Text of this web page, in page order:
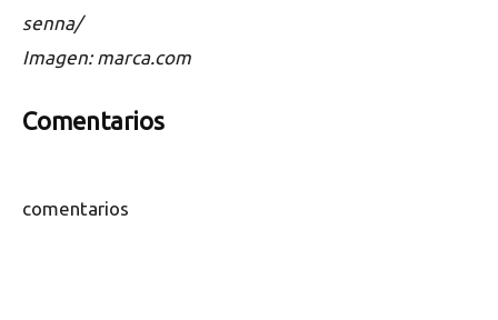
senna/
Imagen: marca.com
Comentarios
comentarios